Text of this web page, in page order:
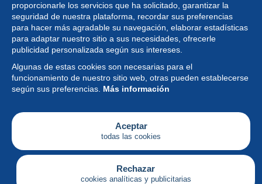
proporcionarle los servicios que ha solicitado, garantizar la
seguridad de nuestra plataforma, recordar sus preferencias
para hacer más agradable su navegación, elaborar estadísticas
para adaptar nuestro sitio a sus necesidades, ofrecerle
publicidad personalizada según sus intereses.
Algunas de estas cookies son necesarias para el
funcionamiento de nuestro sitio web, otras pueden establecerse
según sus preferencias. Más información
Aceptar
todas las cookies
Rechazar
cookies analíticas y publicitarias
Colección
Noticias
Funcionalidad
Empresa
Servicios
Escribir